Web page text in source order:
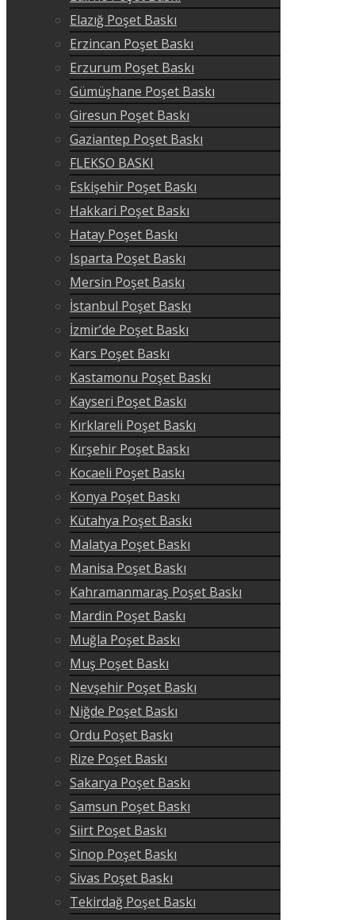
Elazığ Poşet Baskı
Erzincan Poşet Baskı
Erzurum Poşet Baskı
Gümüşhane Poşet Baskı
Giresun Poşet Baskı
Gaziantep Poşet Baskı
FLEKSO BASKI
Eskişehir Poşet Baskı
Hakkari Poşet Baskı
Hatay Poşet Baskı
Isparta Poşet Baskı
Mersin Poşet Baskı
İstanbul Poşet Baskı
İzmir’de Poşet Baskı
Kars Poşet Baskı
Kastamonu Poşet Baskı
Kayseri Poşet Baskı
Kırklareli Poşet Baskı
Kırşehir Poşet Baskı
Kocaeli Poşet Baskı
Konya Poşet Baskı
Kütahya Poşet Baskı
Malatya Poşet Baskı
Manisa Poşet Baskı
Kahramanmaraş Poşet Baskı
Mardin Poşet Baskı
Muğla Poşet Baskı
Muş Poşet Baskı
Nevşehir Poşet Baskı
Niğde Poşet Baskı
Ordu Poşet Baskı
Rize Poşet Baskı
Sakarya Poşet Baskı
Samsun Poşet Baskı
Siirt Poşet Baskı
Sinop Poşet Baskı
Sivas Poşet Baskı
Tekirdağ Poşet Baskı